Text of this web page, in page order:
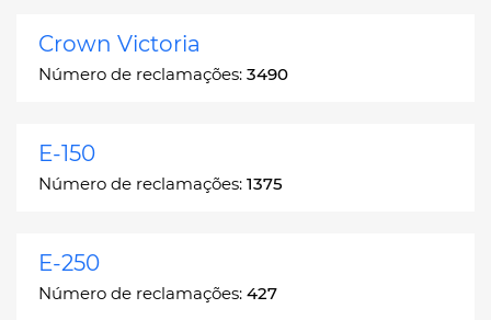
Crown Victoria
Número de reclamações: 3490
E-150
Número de reclamações: 1375
E-250
Número de reclamações: 427